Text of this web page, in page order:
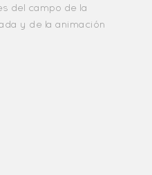
del campo de la
y de la animación